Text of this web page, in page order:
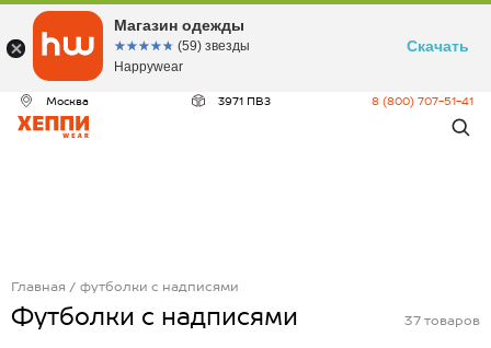
Москва 3971 ПВЗ 8 (800) 707-51-41
Главная футболки с надписями
Футболки с надписями 37 товаров
Магазин одежды
☆☆☆☆☆
★★★★★ (59) звезды
Happywear
Скачать